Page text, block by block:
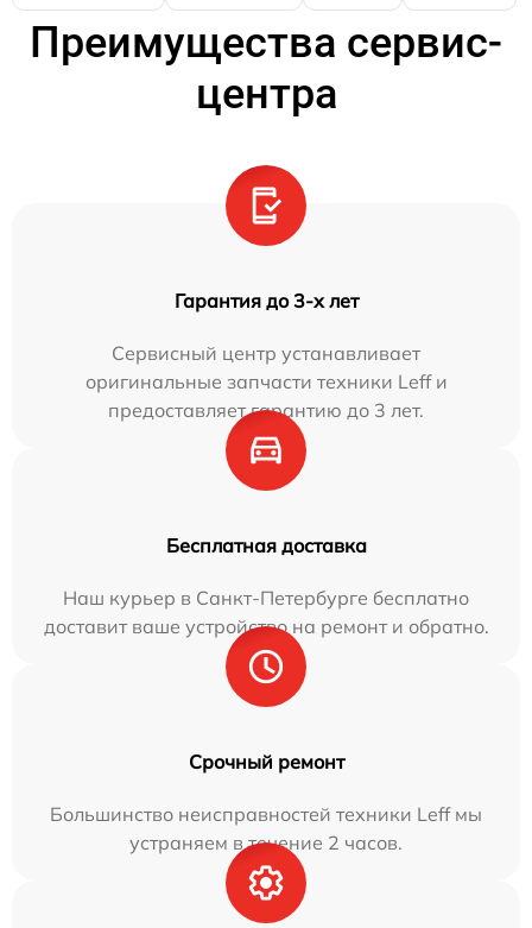
Преимущества сервис-
центра
Гарантия до 3-х лет
Сервисный центр устанавливает
оригинальные запчасти техники Leff и
предоставляет гарантию до 3 лет.
Бесплатная доставка
Наш курьер в Санкт-Петербурге бесплатно
доставит ваше устройство на ремонт и обратно.
Срочный ремонт
Большинство неисправностей техники Leff мы
устраняем в течение 2 часов.